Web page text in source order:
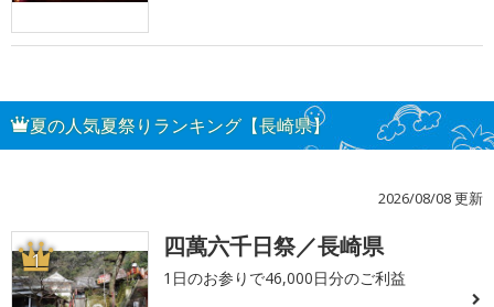
夏の人気夏祭りランキング【長崎県】
2026/08/08 更新
1 四萬六千日祭／長崎県
1日のお参りで46,000日分のご利益